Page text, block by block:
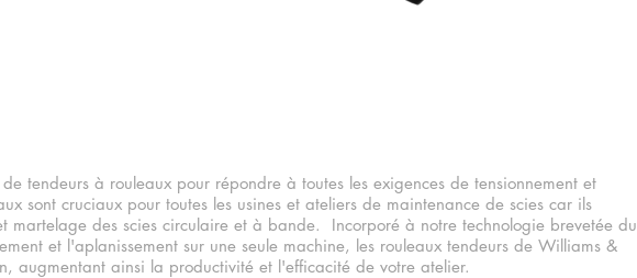
tendeurs à rouleaux pour répondre à toutes les exigences de tensionnement et
sont cruciaux pour toutes les usines et ateliers de maintenance de scies car ils
martelage des scies circulaire et à bande. Incorporé à notre technologie brevetée du
et l'aplanissement sur une seule machine, les rouleaux tendeurs de Williams &
augmentant ainsi la productivité et l'efficacité de votre atelier.